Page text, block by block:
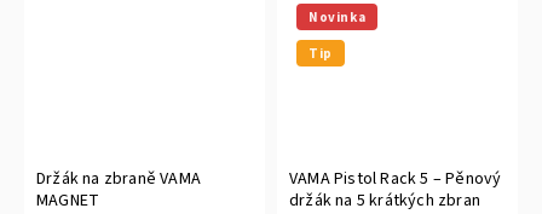
Držák na zbraně VAMA
MAGNET
Novinka
Tip
VAMA Pistol Rack 5 – Pěnový
držák na 5 krátkých zbran